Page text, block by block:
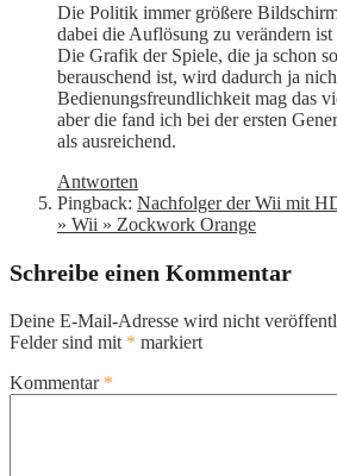
Die Politik immer größere
dabei die Auflösung zu verändern
Die Grafik der Spiele, die ja schon
berauschend ist, wird dadurch ja
Bedienungsfreundlichkeit mag das
aber die fand ich bei der ersten
als ausreichend.
Antworten
Pingback: Nachfolger der Wii mit
» Wii » Zockwork Orange
Schreibe einen Kommentar
Deine E-Mail-Adresse wird nicht
Felder sind mit * markiert
Kommentar *